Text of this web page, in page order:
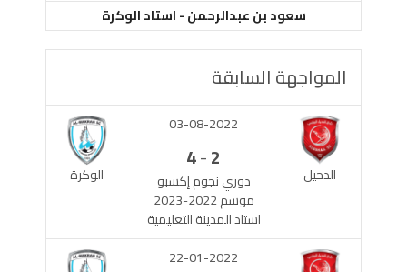
سعود بن عبدالرحمن - استاد الوكرة
المواجهة السابقة
الدحيل الوكرة
03-08-2022
2
-
4
دوري نجوم إكسبو
موسم 2022-2023
استاد المدينة التعليمية
22-01-2022